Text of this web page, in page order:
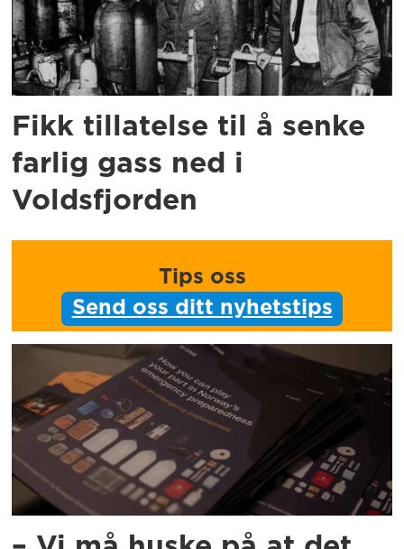
Fikk tillatelse til å senke
farlig gass ned i
Voldsfjorden
Tips oss
Send oss ditt nyhetstips